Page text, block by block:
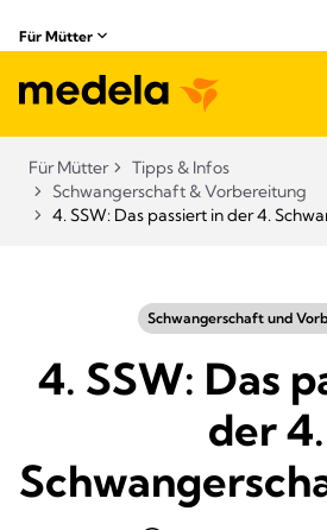
Für Mütter
Für Mütter
Tipps & Infos
Schwangerschaft & Vorbereitung
4. SSW: Das passiert in der 4.
Schwangerschaft und
4. SSW: Das
der 4.